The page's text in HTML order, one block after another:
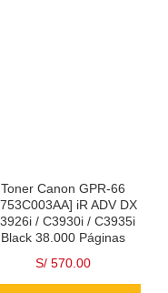
Toner Canon GPR-66
iR ADV DX
/ C3930i / C3935i
Black 38.000 Páginas
S/ 570.00